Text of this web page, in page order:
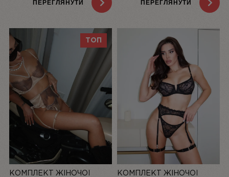
ПЕРЕГЛЯНУТИ ПЕРЕГЛЯНУТИ
ТОП
КОМПЛЕКТ ЖІНОЧОЇ
КОМПЛЕКТ ЖІНОЧОЇ